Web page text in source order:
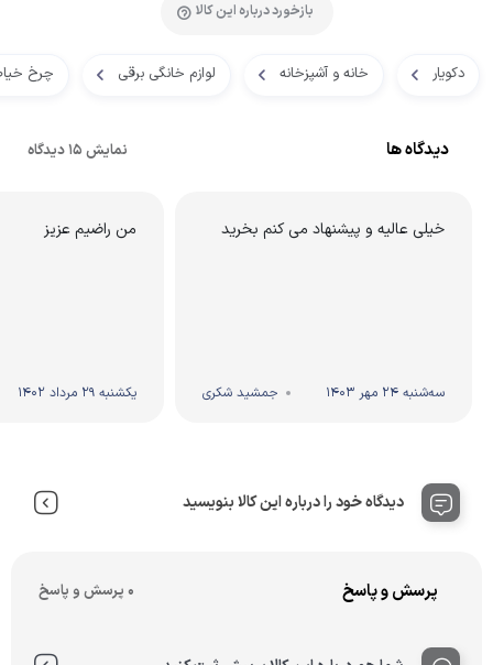
بازخورد درباره این کالا
دکویار خانه و آشپزخانه لوازم خانگی برقی چرخ
دیدگاه ها نمایش 15 دیدگاه
خیلی عالیه و پیشنهاد می کنم بخرید
سه‌شنبه 24 مهر 1403 جمشید شکری
من راضیم عزیز
یکشنبه 29 مرداد 1402
دیدگاه خود را درباره این کالا بنویسید
پرسش و پاسخ 0 پرسش و پاسخ